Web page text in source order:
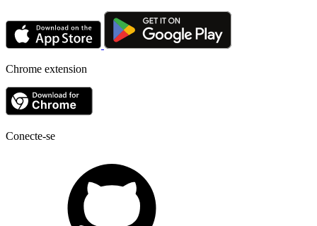
Chrome extension
Conecte-se